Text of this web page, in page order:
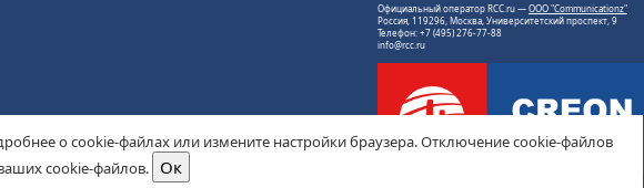
Официальный оператор RCC.ru —ООО "Communicationz"
Россия, 119296, Москва, Университетский проспект, 9
Телефон: +7 (495) 276-77-88
info@rcc.ru
о cookie-файлах или измените настройки браузера. Отключение cookie-файлов
cookie-файлов.